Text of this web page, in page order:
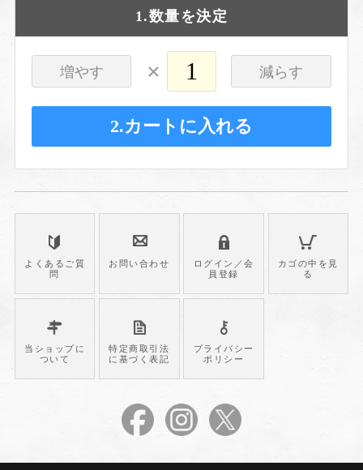
1.数量を決定
増やす × 減らす
2.カートに入れる
よくあるご質
問
お問い合わせ
ログイン／会
員登録
カゴの中を見
る
当ショップに
ついて
特定商取引法
に基づく表記
プライバシー
ポリシー